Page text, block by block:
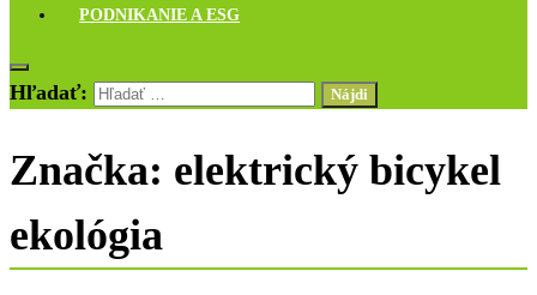
PODNIKANIE A ESG
Hľadať:
Značka: elektrický bicykel
ekológia